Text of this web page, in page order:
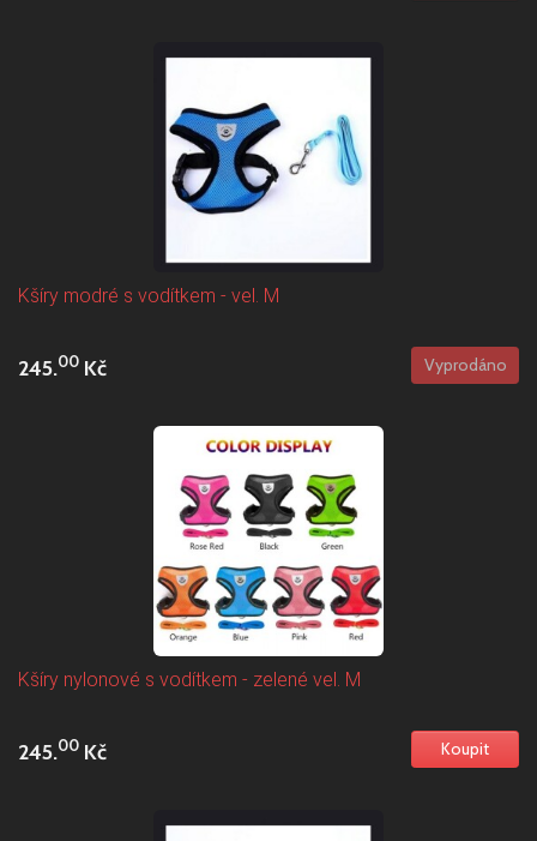
Kšíry modré s vodítkem - vel. M
245.00 Kč
Kšíry nylonové s vodítkem - zelené vel. M
245.00 Kč